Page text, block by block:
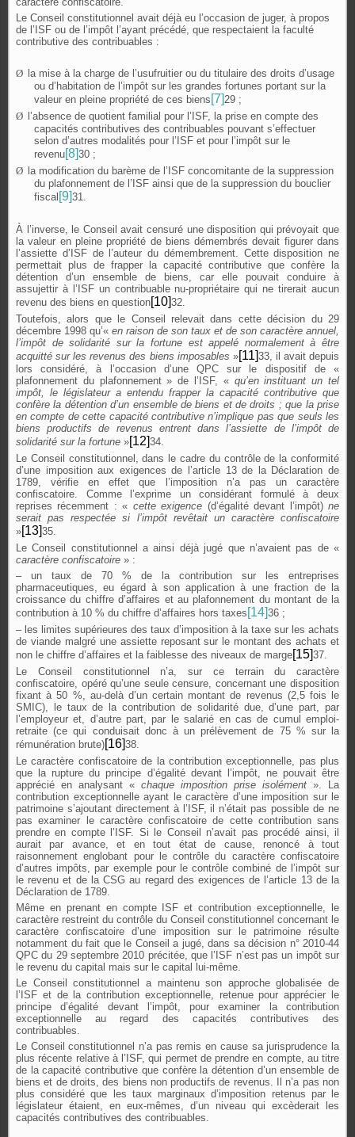
Le Conseil constitutionnel avait déjà eu l’occasion de juger, à propos
de l’ISF ou de l’impôt l’ayant précédé, que respectaient la faculté
contributive des contribuables :
Ø la mise à la charge de l’usufruitier ou du titulaire des droits d’usage
ou d’habitation de l’impôt sur les grandes fortunes portant sur la
valeur en pleine propriété de ces biens [7]29 ;
Ø l’absence de quotient familial pour l’ISF, la prise en compte des
capacités contributives des contribuables pouvant s’effectuer
selon d’autres modalités pour l’ISF et pour l’impôt sur le
revenu[8]30 ;
Ø la modification du barème de l’ISF concomitante de la suppression
du plafonnement de l’ISF ainsi que de la suppression du bouclier
fiscal [9]31.
À l’inverse, le Conseil avait censuré une disposition qui prévoyait que
la valeur en pleine propriété de biens démembrés devait figurer dans
l’assiette d’ISF de l’auteur du démembrement. Cette disposition ne
permettait plus de frapper la capacité contributive que confère la
détention d’un ensemble de biens, car elle pouvait conduire à
assujettir à l’ISF un contribuable nu-propriétaire qui ne tirerait aucun
revenu des biens en question[10]32.
Toutefois, alors que le Conseil relevait dans cette décision du 29
décembre 1998 qu’« en raison de son taux et de son caractère annuel,
l’impôt de solidarité sur la fortune est appelé normalement à être
acquitté sur les revenus des biens imposables »[11]33, il avait depuis
lors considéré, à l’occasion d’une QPC sur le dispositif de «
plafonnement du plafonnement » de l’ISF, « qu’en instituant un tel
impôt, le législateur a entendu frapper la capacité contributive que
confère la détention d’un ensemble de biens et de droits ; que la prise
en compte de cette capacité contributive n’implique pas que seuls les
biens productifs de revenus entrent dans l’assiette de l’impôt de
solidarité sur la fortune »[12]34.
Le Conseil constitutionnel, dans le cadre du contrôle de la conformité
d’une imposition aux exigences de l’article 13 de la Déclaration de
1789, vérifie en effet que l’imposition n’a pas un caractère
confiscatoire. Comme l’exprime un considérant formulé à deux
reprises récemment : « cette exigence (d’égalité devant l’impôt)ne
serait pas respectée si l’impôt revêtait un caractère confiscatoire
»[13]35.
Le Conseil constitutionnel a ainsi déjà jugé que n’avaient pas de «
caractère confiscatoire » :
– un taux de 70 % de la contribution sur les entreprises
pharmaceutiques, eu égard à son application à une fraction de la
croissance du chiffre d’affaires et au plafonnement du montant de la
contribution à 10 % du chiffre d’affaires hors taxes [14]36 ;
– les limites supérieures des taux d’imposition à la taxe sur les achats
de viande malgré une assiette reposant sur le montant des achats et
non le chiffre d’affaires et la faiblesse des niveaux de marge[15]37.
Le Conseil constitutionnel n’a, sur ce terrain du caractère
confiscatoire, opéré qu’une seule censure, concernant une disposition
fixant à 50 %, au-delà d’un certain montant de revenus (2,5 fois le
SMIC), le taux de la contribution de solidarité due, d’une part, par
l’employeur et, d’autre part, par le salarié en cas de cumul emploi-
retraite (ce qui conduisait donc à un prélèvement de 75 % sur la
rémunération brute)[16]38.
Le caractère confiscatoire de la contribution exceptionnelle, pas plus
que la rupture du principe d’égalité devant l’impôt, ne pouvait être
apprécié en analysant « chaque imposition prise isolément ». La
contribution exceptionnelle ayant le caractère d’une imposition sur le
patrimoine s’ajoutant directement à l’ISF, il n’était pas possible de ne
pas examiner le caractère confiscatoire de cette contribution sans
prendre en compte l’ISF. Si le Conseil n’avait pas procédé ainsi, il
aurait par avance, et en tout état de cause, renoncé à tout
raisonnement englobant pour le contrôle du caractère confiscatoire
d’autres impôts, par exemple pour le contrôle combiné de l’impôt sur
le revenu et de la CSG au regard des exigences de l’article 13 de la
Déclaration de 1789.
Même en prenant en compte ISF et contribution exceptionnelle, le
caractère restreint du contrôle du Conseil constitutionnel concernant le
caractère confiscatoire d’une imposition sur le patrimoine résulte
notamment du fait que le Conseil a jugé, dans sa décision n° 2010-44
QPC du 29 septembre 2010 précitée, que l’ISF n’est pas un impôt sur
le revenu du capital mais sur le capital lui-même.
Le Conseil constitutionnel a maintenu son approche globalisée de
l’ISF et de la contribution exceptionnelle, retenue pour apprécier le
principe d’égalité devant l’impôt, pour examiner la contribution
exceptionnelle au regard des capacités contributives des
contribuables.
Le Conseil constitutionnel n’a pas remis en cause sa jurisprudence la
plus récente relative à l’ISF, qui permet de prendre en compte, au titre
de la capacité contributive que confère la détention d’un ensemble de
biens et de droits, des biens non productifs de revenus. Il n’a pas non
plus considéré que les taux marginaux d’imposition retenus par le
législateur étaient, en eux-mêmes, d’un niveau qui excèderait les
capacités contributives des contribuables.